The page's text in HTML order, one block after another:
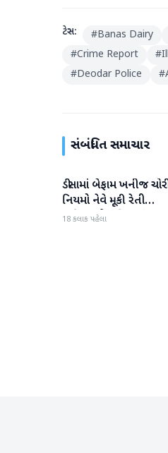
ટેગ્સ: #Banas Dairy
#Crime Report #
#Deodar Police #
સંબંધિત સમાચાર
બનાસકાંઠા
ડીસામાં બેફામ ખનીજ
નિયમો નેવે મૂકી રેતી
માફિયાઓ સક્રિય, તંત્ર સામે
18 કલાક પહેલા